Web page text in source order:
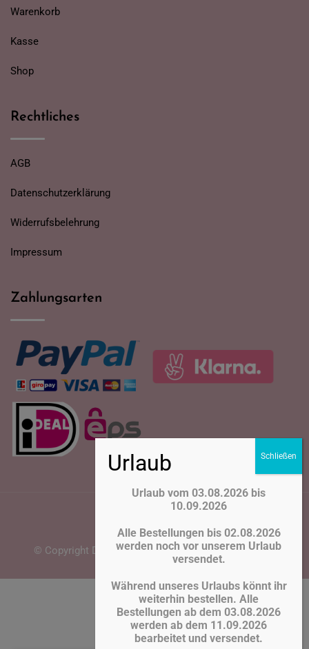
Warenkorb
Kasse
Shop
Rechtliches
AGB
Datenschutzerklärung
Widerrufsbelehrung
Impressum
Zahlungsarten
© Copyright Deko Adli 2026. Webentwicklung Ashraf
Vertrag widerrufen
Urlaub vom 03.08.2026 bis
10.09.2026
Alle Bestellungen bis 02.08.2026
werden noch vor unserem Urlaub
versendet.
Während unseres Urlaubs könnt ihr
weiterhin bestellen. Alle
Bestellungen ab dem 03.08.2026
werden ab dem 11.09.2026
bearbeitet und versendet.